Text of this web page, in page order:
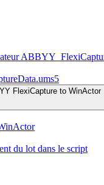
FlexiCapture to WinActor
du lot dans le script